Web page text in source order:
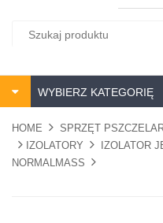
WYBIERZ KATEGORIĘ
HOME SPRZĘT
IZOLATORY
IZOLATOR
NORMALMASS